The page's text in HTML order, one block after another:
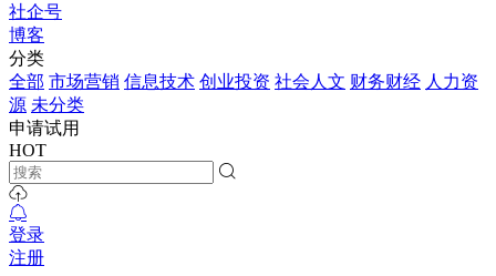
社企号
博客
分类
全部 市场营销 信息技术 创业投资 社会人文 财务财经 人力资
源 未分类
申请试用
HOT
登录
注册